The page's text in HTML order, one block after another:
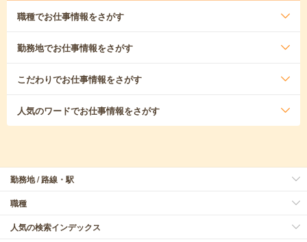
職種でお仕事情報をさがす
勤務地でお仕事情報をさがす
こだわりでお仕事情報をさがす
人気のワードでお仕事情報をさがす
勤務地 / 路線・駅
職種
人気の検索インデックス